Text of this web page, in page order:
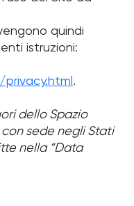
quindi
istruzioni:
.
dello Spazio
sede negli Stati
nella “Data